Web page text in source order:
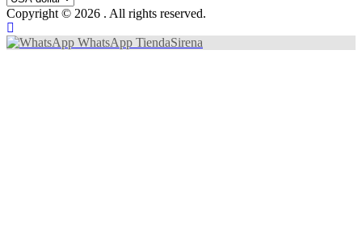
Copyright © 2026 . All rights reserved.
WhatsApp TiendaSirena